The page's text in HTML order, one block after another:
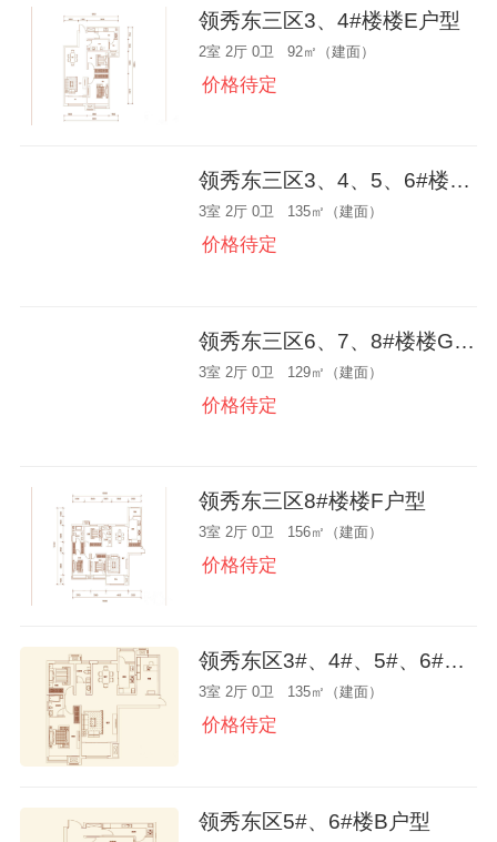
领秀东三区3、4#楼楼E户型
2室 2厅 0卫 92㎡（建面）
价格待定
领秀东三区3、4、5、6#楼楼C户型
3室 2厅 0卫 135㎡（建面）
价格待定
领秀东三区6、7、8#楼楼G户型
3室 2厅 0卫 129㎡（建面）
价格待定
领秀东三区8#楼楼F户型
3室 2厅 0卫 156㎡（建面）
价格待定
领秀东区3#、4#、5#、6#楼标准层C户型
3室 2厅 0卫 135㎡（建面）
价格待定
领秀东区5#、6#楼B户型